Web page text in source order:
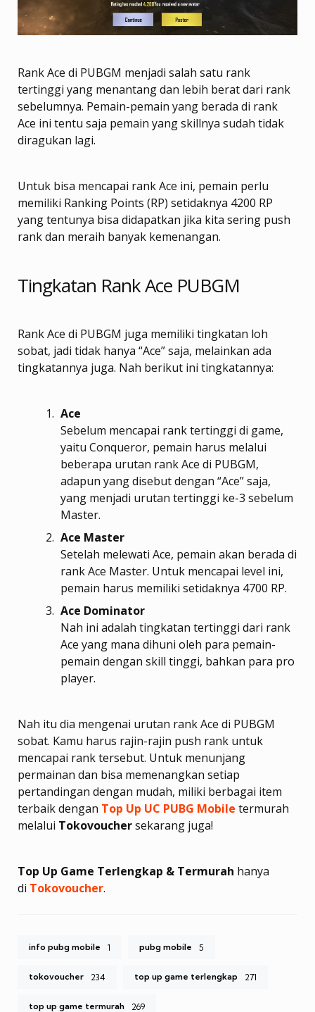
Rank Ace di PUBGM menjadi salah satu rank
tertinggi yang menantang dan lebih berat dari rank
sebelumnya. Pemain-pemain yang berada di rank
Ace ini tentu saja pemain yang skillnya sudah tidak
diragukan lagi.
Untuk bisa mencapai rank Ace ini, pemain perlu
memiliki Ranking Points (RP) setidaknya 4200 RP
yang tentunya bisa didapatkan jika kita sering push
rank dan meraih banyak kemenangan.
Tingkatan Rank Ace PUBGM
Rank Ace di PUBGM juga memiliki tingkatan loh
sobat, jadi tidak hanya “Ace” saja, melainkan ada
tingkatannya juga. Nah berikut ini tingkatannya:
Ace
Sebelum mencapai rank tertinggi di game,
yaitu Conqueror, pemain harus melalui
beberapa urutan rank Ace di PUBGM,
adapun yang disebut dengan “Ace” saja,
yang menjadi urutan tertinggi ke-3 sebelum
Master.
Ace Master
Setelah melewati Ace, pemain akan berada di
rank Ace Master. Untuk mencapai level ini,
pemain harus memiliki setidaknya 4700 RP.
Ace Dominator
Nah ini adalah tingkatan tertinggi dari rank
Ace yang mana dihuni oleh para pemain-
pemain dengan skill tinggi, bahkan para pro
player.
Nah itu dia mengenai urutan rank Ace di PUBGM
sobat. Kamu harus rajin-rajin push rank untuk
mencapai rank tersebut. Untuk menunjang
permainan dan bisa memenangkan setiap
pertandingan dengan mudah, miliki berbagai item
terbaik dengan Top Up UC PUBG Mobile termurah
melalui Tokovouchersekarang juga!
Top Up Game Terlengkap & Termurah hanya
di Tokovoucher.
info pubg mobile 1 pubg mobile 5
tokovoucher 234 top up game terlengkap 271
top up game termurah 269